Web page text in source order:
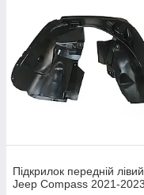
Підкрилок передній лівий
Jeep Compass 2021-2023